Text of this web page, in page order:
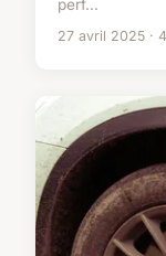
perf...
27 avril 2025 ·